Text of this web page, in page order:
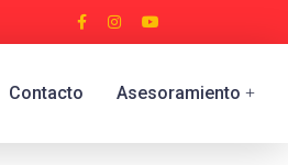
Contacto Asesoramiento +